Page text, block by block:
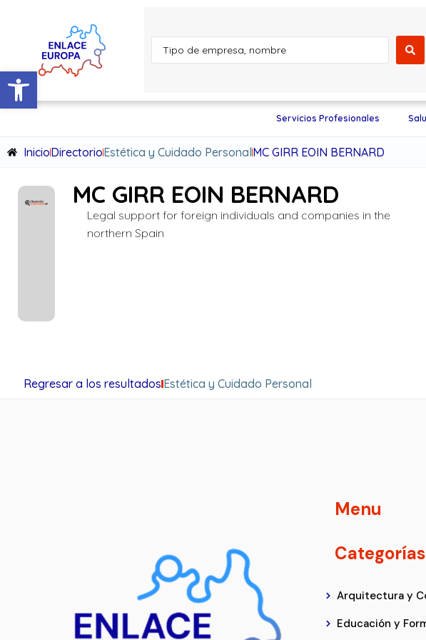
Abrir barra de herramientas
Servicios Profesionales
InicioDirectorioEstética y Cuidado PersonalMC GIRR EOIN BERNARD
MC GIRR EOIN BERNARD
Legal support for foreign individuals and companies in the
northern Spain
Regresar a los resultadosEstética y Cuidado Personal
Menu
Categorías
Arquitectura y
Educación y